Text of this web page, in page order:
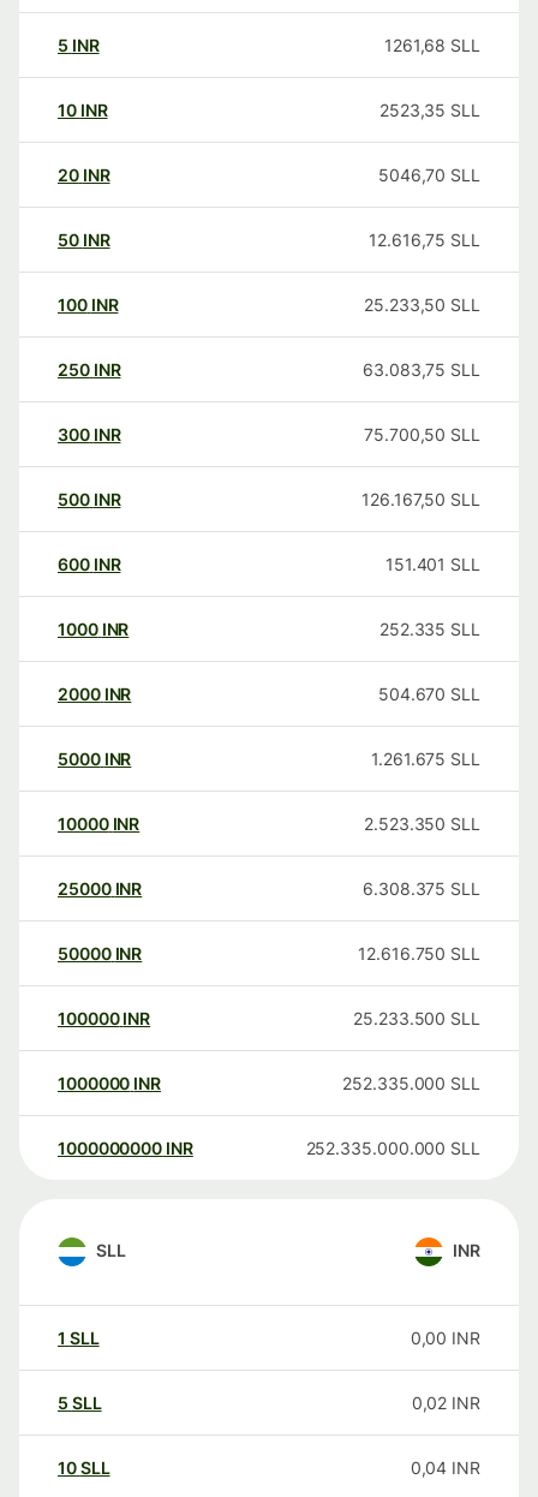
5 INR 1261,68 SLL
10 INR 2523,35 SLL
20 INR 5046,70 SLL
50 INR 12.616,75 SLL
100 INR 25.233,50 SLL
250 INR 63.083,75 SLL
300 INR 75.700,50 SLL
500 INR 126.167,50 SLL
600 INR 151.401 SLL
1000 INR 252.335 SLL
2000 INR 504.670 SLL
5000 INR 1.261.675 SLL
10000 INR 2.523.350 SLL
25000 INR 6.308.375 SLL
50000 INR 12.616.750 SLL
100000 INR 25.233.500 SLL
1000000 INR 252.335.000 SLL
1000000000 INR 252.335.000.000 SLL
SLL INR
1 SLL 0,00 INR
5 SLL 0,02 INR
10SLL 0,04 INR